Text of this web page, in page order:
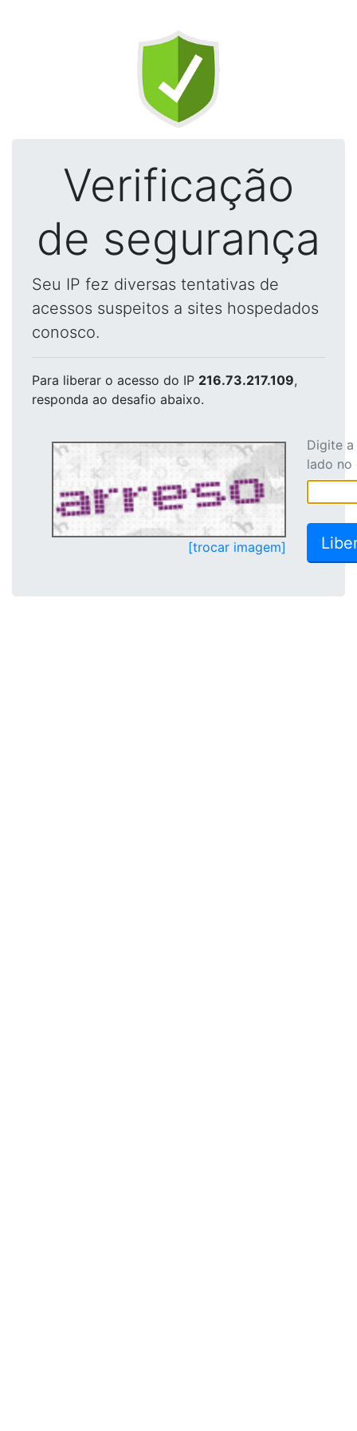
Verificação
de segurança
Seu IP fez diversas tentativas de
acessos suspeitos a sites hospedados
conosco.
Para liberar o acesso do IP 216.73.217.109,
responda ao desafio abaixo.
[trocar imagem]
Digite
lado no